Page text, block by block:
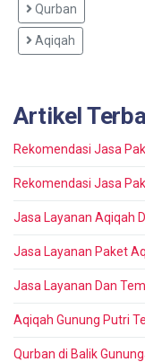
Qurban
Aqiqah
Artikel
Rekomendasi Jasa
Rekomendasi Jasa
Jasa Layanan Aqiqah
Jasa Layanan Paket
Jasa Layanan Dan
Aqiqah Gunung Putri
Qurban di Balik